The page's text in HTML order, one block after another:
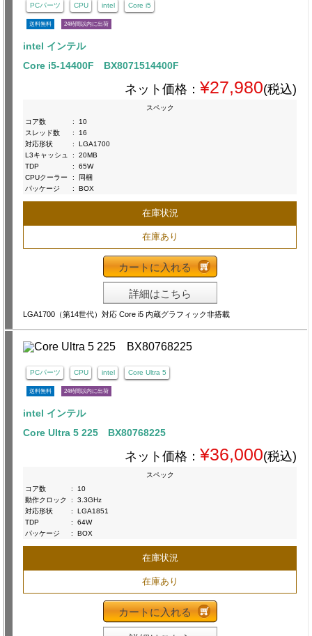
PCパーツ CPU intel Core i5
送料無料 24時間以内に出荷
intel インテル
Core i5-14400F BX8071514400F
ネット価格： ¥27,980(税込)
スペック
コア数
:
10
スレッド数
:
16
対応形状
:
LGA1700
L3キャッシュ
:
20MB
TDP
:
65W
CPUクーラー
:
同梱
パッケージ
: BOX
在庫状況
在庫あり
カートに入れる
詳細はこちら
LGA1700（第14世代）対応 Core i5 内蔵グラフィック非搭載
PCパーツ CPU intel Core Ultra 5
送料無料 24時間以内に出荷
intel インテル
Core Ultra 5 225 BX80768225
ネット価格： ¥36,000(税込)
スペック
コア数
:
10
動作クロック
:
3.3GHz
対応形状
:
LGA1851
TDP
:
64W
パッケージ
: BOX
在庫状況
在庫あり
カートに入れる